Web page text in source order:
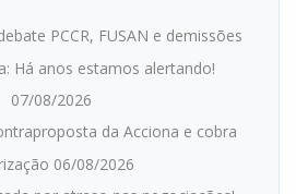
PCCR, FUSAN e demissões
Há anos estamos alertando!
07/08/2026
da Acciona e cobra
06/08/2026